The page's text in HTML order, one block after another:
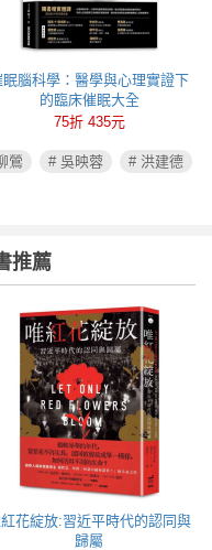
眠腦科學：醫學與心理實證下
的臨床催眠大全
75折 435元
鶯 # 吳映蓉
# 洪建德
推薦
花綻放:習近平時代的認同與
歸屬